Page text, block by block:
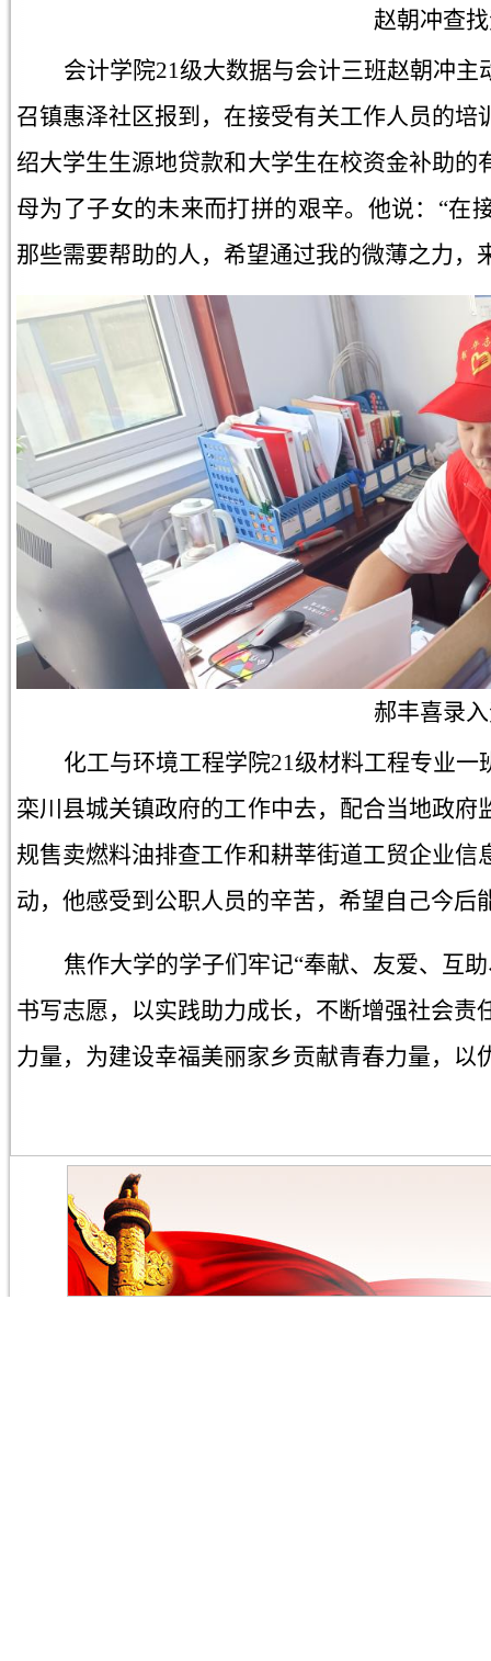
赵朝冲查
会计学院21级大数据与会计三班赵朝冲
召镇惠泽社区报到，在接受有关工作人员的
绍大学生生源地贷款和大学生在校资金补助
母为了子女的未来而打拼的艰辛。他说：“在
那些需要帮助的人，希望通过我的微薄之力，
郝丰喜录
化工与环境工程学院21级材料工程专业
栾川县城关镇政府的工作中去，配合当地政
规售卖燃料油排查工作和耕莘街道工贸企业
动，他感受到公职人员的辛苦，希望自己今后
焦作大学的学子们牢记“奉献、友爱、互
书写志愿，以实践助力成长，不断增强社会
力量，为建设幸福美丽家乡贡献青春力量，以